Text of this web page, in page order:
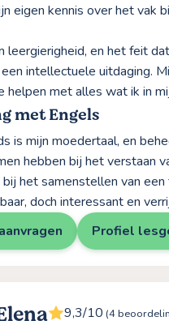
eigen kennis over het vak
leergierigheid, en het feit
intellectuele uitdaging.
helpen met alles wat ik in
met Engels
is mijn moedertaal, en
hebben bij het verstaan
bij het samenstellen van
doch interessant en
Profiel
9,3/10 (4